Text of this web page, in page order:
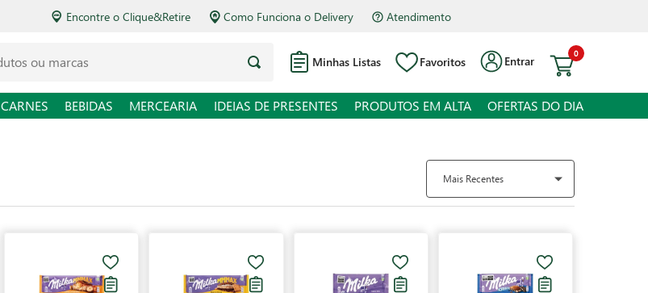
Encontre o Clique&Retire Como Funciona o Delivery Atendimento
Minhas Listas Favoritos Entrar
0
CARNES BEBIDAS MERCEARIA IDEIAS DE PRESENTES PRODUTOS EM ALTA OFERTAS DO DIA
Mais Recentes